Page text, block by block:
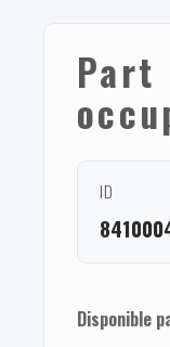
Part
ID
Disponible